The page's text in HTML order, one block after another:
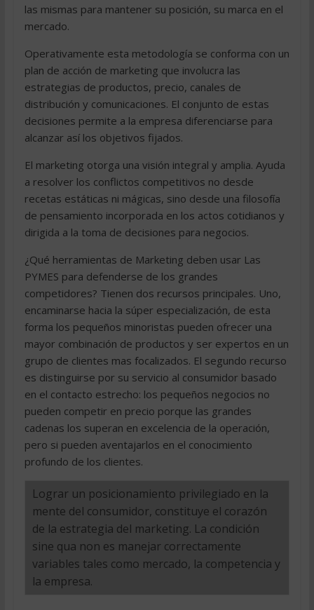
las mismas para mantener su posición, su marca en el
mercado.
Operativamente esta metodología se conforma con un
plan de acción de marketing que involucra las
estrategias de productos, precio, canales de
distribución y comunicaciones. El conjunto de estas
decisiones permite a la empresa diferenciarse para
alcanzar así los objetivos fijados.
El marketing otorga una visión integral y amplia. Ayuda
a resolver los conflictos competitivos no desde
recetas estáticas ni mágicas, sino desde una filosofía
de pensamiento incorporada en los actos cotidianos y
dirigida a la toma de decisiones para negocios.
¿Qué herramientas de Marketing deben usar Las
PYMES para defenderse de los grandes
competidores? Tienen dos recursos principales. Uno,
encaminarse hacia la súper especialización, de esta
forma los pequeños minoristas pueden ofrecer una
mayor combinación de productos y ser expertos en un
grupo de clientes mas focalizados. El segundo recurso
es distinguirse por su servicio al consumidor basado
en el contacto estrecho: los pequeños negocios no
pueden competir en precio porque las grandes
cadenas los superan en excelencia de la operación,
pero si pueden aventajarlos en el conocimiento
profundo de los clientes.
Lograr un posicionamiento privilegiado en la
mente del consumidor, constituye el corazón
de la estrategia del marketing. La condición
sine qua non es manejar correctamente
variables tales como mercado, la competencia y
la empresa.